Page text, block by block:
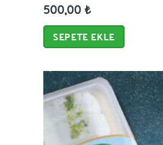
500,00 ₺
SEPETE EKLE